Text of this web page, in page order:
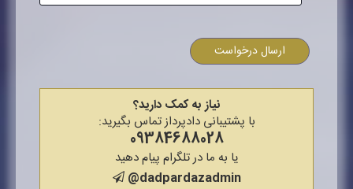
ارسال درخواست
نیاز به کمک دارید؟
با پشتیبانی دادپرداز تماس بگیرید:
09384688028
یا به ما در تلگرام پیام دهید
@dadpardazadmin